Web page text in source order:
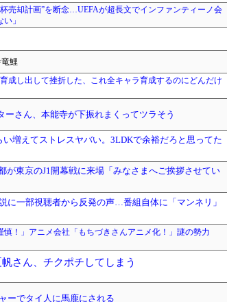
売却計画”を断念…UEFAが超長文でインファンティーノ会
」
鯉
成し出して挫折した、これ全キャラ育成するのにどんだけ
さん、本能寺が下振れまくってツラそう
増えてストレスヤバい。3LDKで余裕だろと思ってた
が東京のJ1開幕戦に来場「みなさまへご挨拶させてい
に一部視聴者から反発の声…番組自体に「マンネリ」
！」アニメ会社「もちづきさんアニメ化！」謎の勢力
さん、チクポチしてしまう
ーでタイ人に馬鹿にされる